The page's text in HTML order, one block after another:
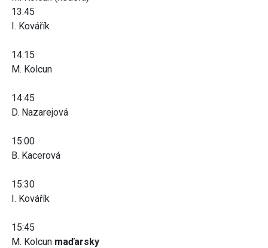
13:45
I. Kovářík
14:15
M. Kolcun
14:45
D. Nazarejová
15:00
B. Kacerová
15:30
I. Kovářík
15:45
M. Kolcun maďarsky